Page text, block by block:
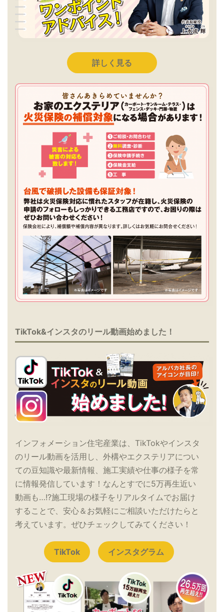
詳しく見る
TikTok&インスタのリール動画始めました！
インフォメーション住宅産業は、TikTokやインスタ
のリール動画を活用し、外構やエクステリアについ
ての豆知識や最新情報、施工実績や仕事の様子を常
に情報発信しています！なんとすでに5万再生近い
動画も…!?施工現場の様子をリアルタイムでお届け
することで、安心＆お気軽にご相談いただけたらと
考えています。ぜひチェックしてみてください！
TikTok インスタグラム